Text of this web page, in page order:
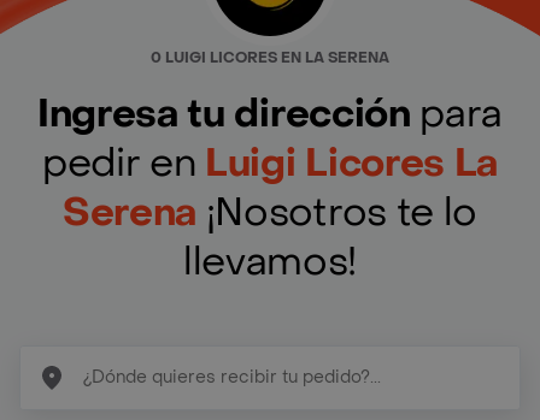
0 LUIGI LICORES EN LA SERENA
Ingresa tu dirección para
pedir en Luigi Licores La
Serena ¡Nosotros te lo
llevamos!